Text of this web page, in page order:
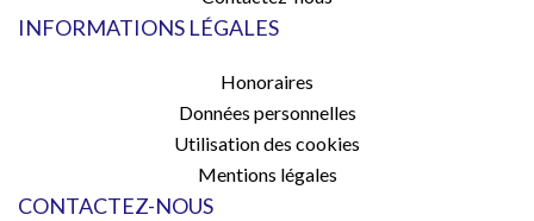
INFORMATIONS LÉGALES
Honoraires
Données personnelles
Utilisation des cookies
Mentions légales
CONTACTEZ-NOUS